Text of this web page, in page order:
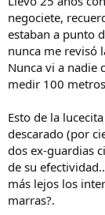
:
negociete,
estaban a punto
nunca me revisó
Nunca vi a nadie
medir 100
Esto de la
descarado (por
dos ex-guardias
de su
más lejos los
marras?.